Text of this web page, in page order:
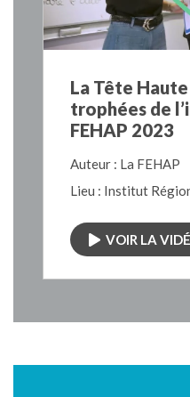
La Tête
trophées de
FEHAP 2023
Auteur : La FEHAP
Lieu : Institut
VOIR LA